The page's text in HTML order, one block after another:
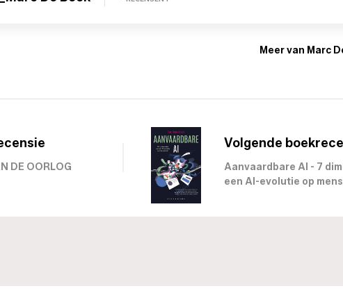
Meer van Marc
DE OORLOG
Volgende
Aanvaardbare AI - 7
een AI-evolutie op